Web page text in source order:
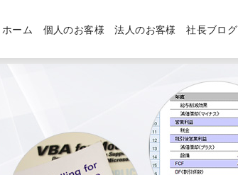
ホーム 個人のお客様 法人のお客様 社長ブログ